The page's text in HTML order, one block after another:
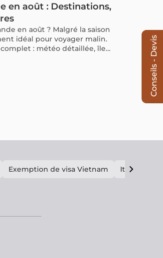
en août : Destinations,
en août ? Malgré la saison
idéal pour voyager malin.
: météo détaillée, îles
budget maîtrisé et conseils
Exemption de visa Vietnam Itinéraire
Conseils - Devis